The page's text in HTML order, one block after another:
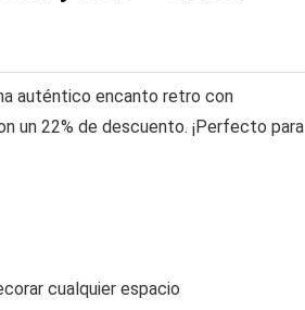
auténtico encanto retro con
un 22% de descuento. ¡Perfecto para
cualquier espacio